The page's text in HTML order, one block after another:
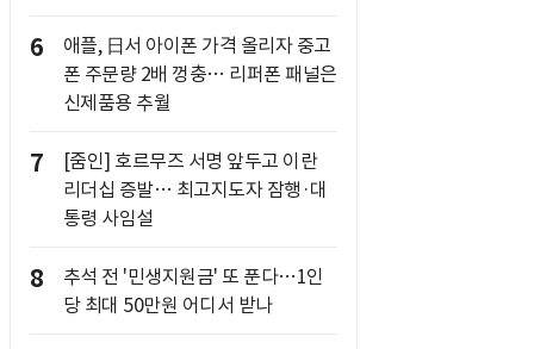
6
애플, 日서 아이폰 가격 올리자 중고
폰 주문량 2배 껑충… 리퍼폰 패널은
신제품용 추월
7
[줌인] 호르무즈 서명 앞두고 이란
리더십 증발… 최고지도자 잠행·대
통령 사임설
8
추석 전 '민생지원금' 또 푼다…1인
당 최대 50만원 어디서 받나